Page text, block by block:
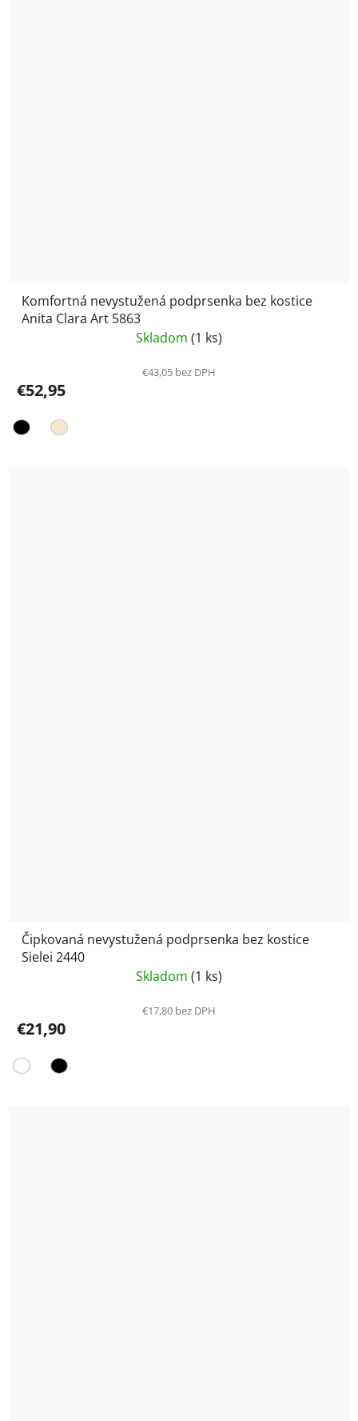
Komfortná nevystužená podprsenka bez kostice
Anita Clara Art 5863
Skladom (1 ks)
€43,05 bez DPH
€52,95
Čipkovaná nevystužená podprsenka bez kostice
Sielei 2440
Skladom (1 ks)
€17,80 bez DPH
€21,90